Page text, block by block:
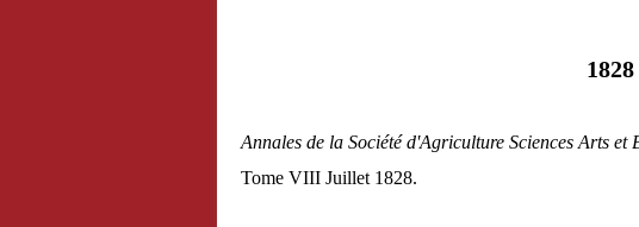
1828
Annales de la Société d'Agriculture Sciences Arts
Tome VIII Juillet 1828.